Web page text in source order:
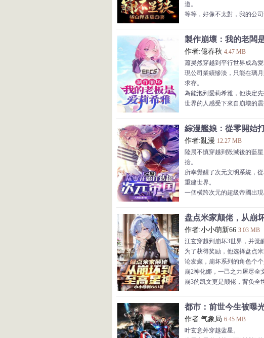
诸侯们疯狂了！
道。
等等，好像不太對，我的公
卡芙卡：聽我說，乖乖在我
符玄：顧問，你這個大壞蛋！
停雲：恩公~
太空喜劇，星間旅行等先導
劇集的巨大空間，讓拍攝主
得到大幅戲份。
黑塔空間站的故事，大戰末
紛紛猜測是否真的有這樣的世
貝洛伯格大戰可可
製作崩壞：我的老闆
作者:億春秋 4.47 MB
蕭昊然穿越到平行世界成為
現公司業績慘淡，只能在璃
求存。
為能泡到愛莉希雅，他決定
世界的人感受下來自崩壞的震
托！”
溫迪：“可惡的奧托！讓琪亞
羅剎：“等等，你們罵奧托就
有……我真不會衝樹啊。”
流螢：“芽衣的成長真讓人感
花火：“沒錯，但我覺得她比
雅。”
雷電影：“等等！你們
綜漫艦娘：從零開始
作者:亂漫 12.27 MB
陸晨不慎穿越到毀滅後的藍
撿。
所幸覺醒了次元文明系統，
重建世界。
一個橫跨次元的超級帝國出現
特遣隊進入戰鬥位置。
魔法少女準備因果律打擊，
們，換上神威靈裝，碾碎敵人
萬界的科技與魔法在此匯聚
我的文明橫亙寰宇，超越次
縱然從零開始，我也將造我的
盘点米家颠佬，从崩
作者:小小萌新66 3.03 MB
江玄穿越到崩坏3世界，并觉
为了获得奖励，他选择盘点
论发癫，崩坏系列的角色个个
崩2神化娜，一己之力屠尽全
崩3的凯文更是颠佬，背负全
奥托主教不惜布局五百年，
骗，更是冲击虚数之树只为
就在万界以为这就是极限时
仙舟始皇帝，为求长生创建
都市：前世今生被曝
作者:气象局 6.45 MB
叶玄意外穿越蓝星。